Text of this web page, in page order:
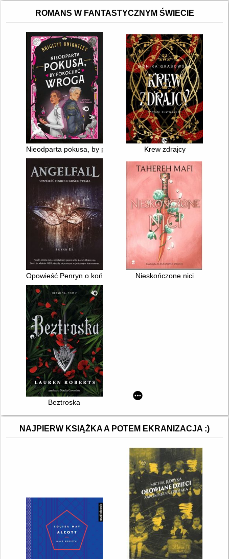
ROMANS W FANTASTYCZNYM ŚWIECIE
Nieodparta pokusa, by pokochać wrogaKrew zdrajcy
Opowieść Penryn o końcu świata Nieskończone nici
Beztroska
NAJPIERW KSIĄŻKA A POTEM EKRANIZACJA :)